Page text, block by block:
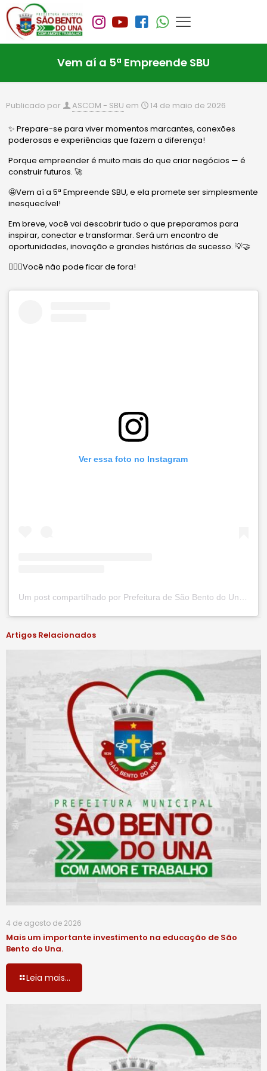
Vem aí a 5ª Empreende SBU
Publicado por ASCOM - SBU em 14 de maio de 2026
✨ Prepare-se para viver momentos marcantes, conexões
poderosas e experiências que fazem a diferença!
Porque empreender é muito mais do que criar negócios — é
construir futuros. 🚀
🤩Vem aí a 5ª Empreende SBU, e ela promete ser simplesmente
inesquecível!
Em breve, você vai descobrir tudo o que preparamos para
inspirar, conectar e transformar. Será um encontro de
oportunidades, inovação e grandes histórias de sucesso. 💡🤝
🙋🏻‍♂️Você não pode ficar de fora!
Ver essa foto no Instagram
Artigos Relacionados
4 de agosto de 2026
Mais um importante investimento na educação de São
Bento do Una.
Leia mais...